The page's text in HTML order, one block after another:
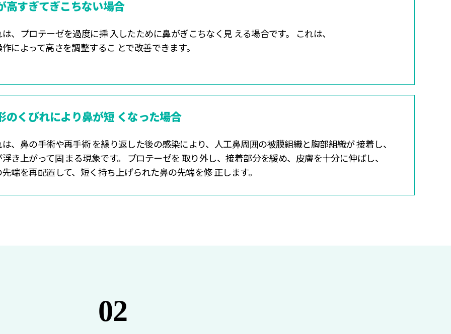
高すぎてぎこちない場合
、プロテーゼを過度に挿 入したために鼻がぎこちなく見 える場合です。 これは、
によって高さを調整するこ とで改善できます。
のくびれにより鼻が短 くなった場合
、鼻の手術や再手術 を繰り返した後の感染により、人工鼻周囲の被膜組織と胸部組織が 接着し、
き上がって固 まる現象です。 プロテーゼを 取り外し、接着部分を緩め、皮膚を十分に伸ばし、
端を再配置して、短く持ち上げられた鼻の先端を修 正します。
02